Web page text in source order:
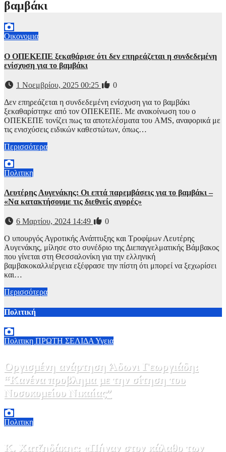
βαμβάκι
Οικονομια
Ο ΟΠΕΚΕΠΕ ξεκαθάρισε ότι δεν επηρεάζεται η συνδεδεμένη
ενίσχυση για το βαμβάκι
1 Νοεμβρίου, 2025 00:25
0
Δεν επηρεάζεται η συνδεδεμένη ενίσχυση για το βαμβάκι
ξεκαθαρίστηκε από τον ΟΠΕΚΕΠΕ. Με ανακοίνωση του ο
ΟΠΕΚΕΠΕ τονίζει πως τα αποτελέσματα του AMS, αναφορικά με
τις ενισχύσεις ειδικών καθεστώτων, όπως…
Περισσότερα
Πολιτικη
Λευτέρης Αυγενάκης: Οι επτά παρεμβάσεις για το βαμβάκι –
«Να κατακτήσουμε τις διεθνείς αγορές»
6 Μαρτίου, 2024 14:49
0
Ο υπουργός Αγροτικής Ανάπτυξης και Τροφίμων Λευτέρης
Αυγενάκης, μίλησε στο συνέδριο της Διεπαγγελματικής Βάμβακος
που γίνεται στη Θεσσαλονίκη για την ελληνική
βαμβακοκαλλιέργεια εξέφρασε την πίστη ότι μπορεί να ξεχωρίσει
και…
Περισσότερα
Πολιτική
Πολιτικη ΠΡΩΤΗ ΣΕΛΙΔΑ Υγεια
Οργισμένη ανάρτηση Άδωνι Γεωργιάδη:
“Κανένα προβλημα με την σίτηση του
Νοσοκομείου Νικαίας”
Πολιτικη
Κ. Χατζηδάκης: «Πήγαν στον κάλαθο των